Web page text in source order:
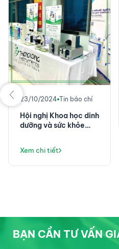
23/10/2024 Tin báo chí
Hội nghị Khoa học dinh
dưỡng và sức khỏe
Xem chi tiết
BẠN CẦN TƯ VẤN